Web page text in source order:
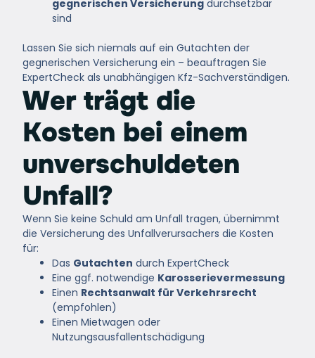
gegnerischen Versicherung durchsetzbar
sind
Lassen Sie sich niemals auf ein Gutachten der
gegnerischen Versicherung ein – beauftragen Sie
ExpertCheck als unabhängigen Kfz-Sachverständigen.
Wer trägt die
Kosten bei einem
unverschuldeten
Unfall?
Wenn Sie keine Schuld am Unfall tragen, übernimmt
die Versicherung des Unfallverursachers die Kosten
für:
Das Gutachten durch ExpertCheck
Eine ggf. notwendige Karosserievermessung
Einen Rechtsanwalt für Verkehrsrecht
(empfohlen)
Einen Mietwagen oder
Nutzungsausfallentschädigung